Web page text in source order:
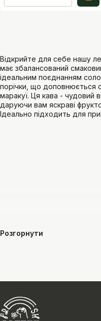
Відкрийте для себе нашу
має збалансований
ідеальним поєднанням
порічки, що доповнюється
маракуї. Ця кава - чудовий
даруючи вам яскраві
Ідеально підходить для
Розгорнути